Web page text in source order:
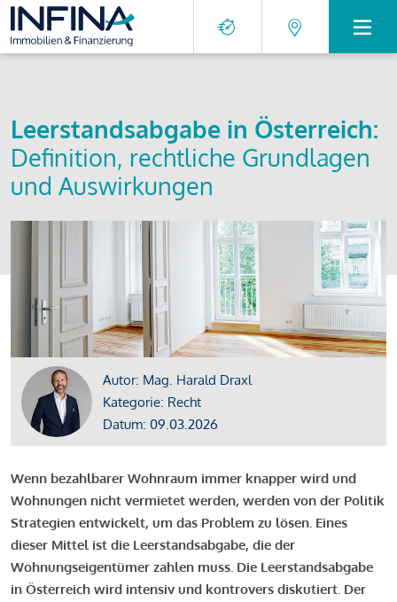
Leerstandsabgabe in Österreich:
Definition, rechtliche Grundlagen
und Auswirkungen
Autor: Mag. Harald Draxl
Kategorie: Recht
Datum: 09.03.2026
Wenn bezahlbarer Wohnraum immer knapper wird und
Wohnungen nicht vermietet werden, werden von der Politik
Strategien entwickelt, um das Problem zu lösen. Eines
dieser Mittel ist die Leerstandsabgabe, die der
Wohnungseigentümer zahlen muss. Die Leerstandsabgabe
in Österreich wird intensiv und kontrovers diskutiert. Der